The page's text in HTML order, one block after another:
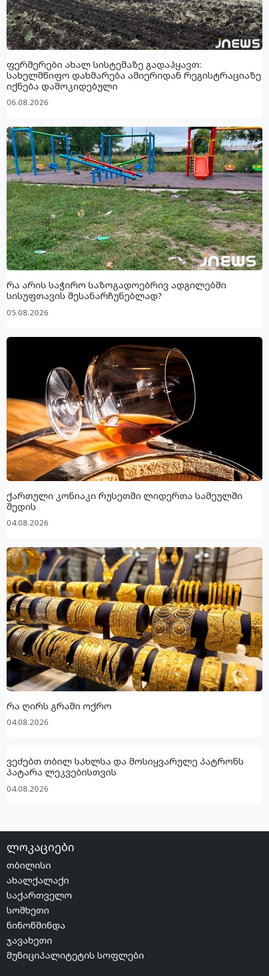
ფერმერები ახალ სისტემაზე გადაჰყავთ:
სახელმწიფო დახმარება ამიერიდან რეგისტრაციაზე
იქნება დამოკიდებული
06.08.2026
რა არის საჭირო საზოგადოებრივ ადგილებში
სისუფთავის შესანარჩუნებლად?
05.08.2026
ქართული კონიაკი რუსეთში ლიდერთა სამეულში
შედის
04.08.2026
რა ღირს გრამი ოქრო
04.08.2026
ვეძებთ თბილ სახლსა და მოსიყვარულე პატრონს
პატარა ლეკვებისთვის
04.08.2026
ლოკაციები
თბილისი
ახალქალაქი
საქართველო
სომხეთი
ნინოწმინდა
ჯავახეთი
მუნიციპალიტეტის სოფლები